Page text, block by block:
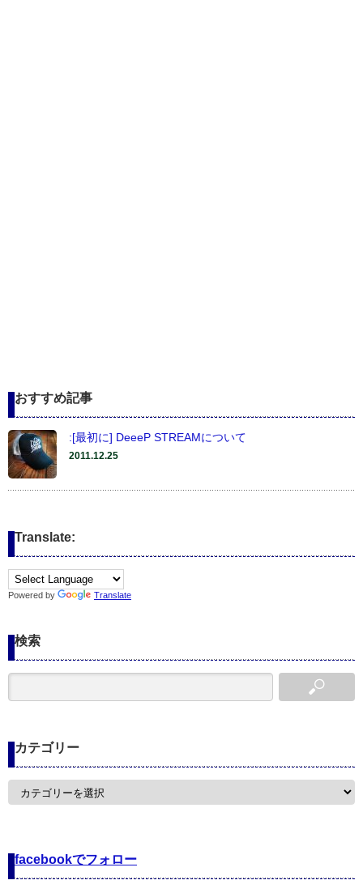
おすすめ記事
:[最初に] DeeeP STREAMについて
2011.12.25
Translate:
Powered by Translate
検索
カテゴリー
カ
facebookでフォロー